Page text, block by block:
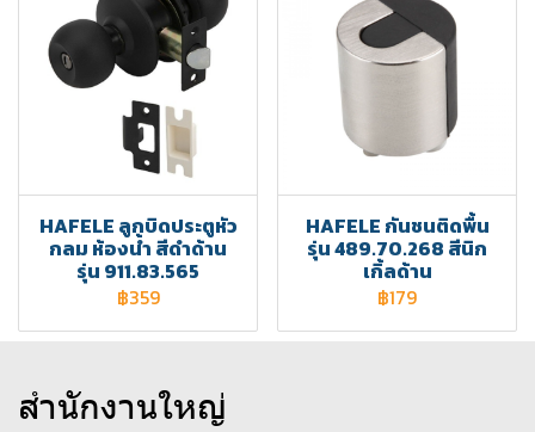
HAFELE ลูกบิดประตูหัว
กลม ห้องน้ำ สีดำด้าน
รุ่น 911.83.565
฿359
HAFELE กันชนติดพื้น
รุ่น 489.70.268 สีนิก
เกิ้ลด้าน
฿179
สำนักงานใหญ่